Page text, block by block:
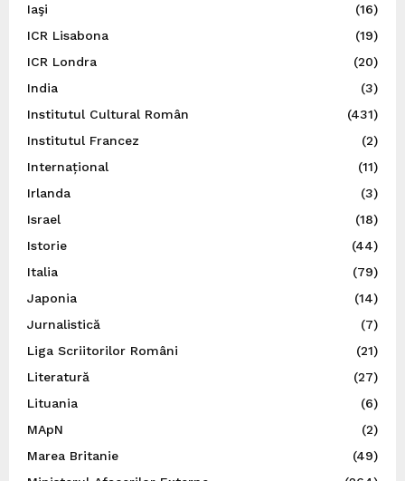
Iaşi
(16)
ICR Lisabona
(19)
ICR Londra
(20)
India
(3)
Institutul Cultural Român
(431)
Institutul Francez
(2)
Internațional
(11)
Irlanda
(3)
Israel
(18)
Istorie
(44)
Italia
(79)
Japonia
(14)
Jurnalistică
(7)
Liga Scriitorilor Români
(21)
Literatură
(27)
Lituania
(6)
MApN
(2)
Marea Britanie
(49)